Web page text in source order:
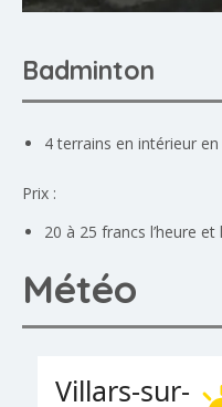
Badminton
4 terrains en intérieur
Prix :
20 à 25 francs l’heure et
Météo